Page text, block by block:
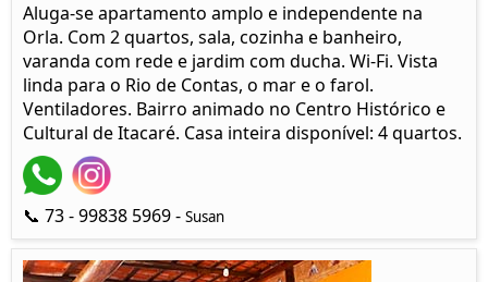
Aluga-se apartamento amplo e independente na
Orla. Com 2 quartos, sala, cozinha e banheiro,
varanda com rede e jardim com ducha. Wi-Fi. Vista
linda para o Rio de Contas, o mar e o farol.
Ventiladores. Bairro animado no Centro Histórico e
Cultural de Itacaré. Casa inteira disponível: 4 quartos.
📞 73 - 99838 5969 - Susan